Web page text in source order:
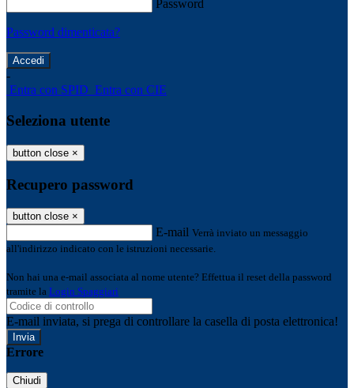
Password
Password dimenticata?
-
Entra con SPID Entra con CIE
Seleziona utente
button close ×
Recupero password
button close ×
E-mail Verrà inviato un messaggio
all'indirizzo indicato con le istruzioni necessarie.
Non hai una e-mail associata al nome utente? Effettua il reset della password
tramite la Login Spaggiari
E-mail inviata, si prega di controllare la casella di posta elettronica!
Errore
Chiudi